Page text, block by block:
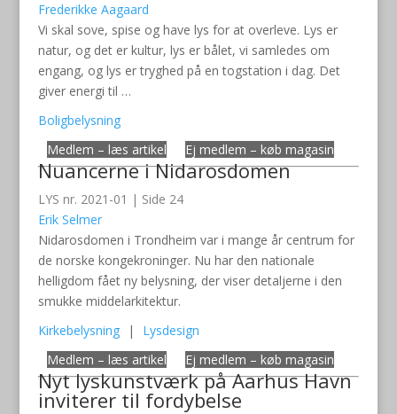
Frederikke Aagaard
Vi skal sove, spise og have lys for at overleve. Lys er
natur, og det er kultur, lys er bålet, vi samledes om
engang, og lys er tryghed på en togstation i dag. Det
giver energi til …
Boligbelysning
Medlem – læs artikel
Ej medlem – køb magasin
Nuancerne i Nidarosdomen
LYS nr. 2021-01 | Side 24
Erik Selmer
Nidarosdomen i Trondheim var i mange år centrum for
de norske kongekroninger. Nu har den nationale
helligdom fået ny belysning, der viser detaljerne i den
smukke middelarkitektur.
Kirkebelysning
|
Lysdesign
Medlem – læs artikel
Ej medlem – køb magasin
Nyt lyskunstværk på Aarhus Havn
inviterer til fordybelse